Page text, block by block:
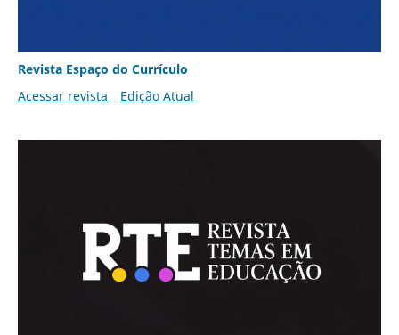
Revista Espaço do Currículo
Acessar revista
Edição Atual